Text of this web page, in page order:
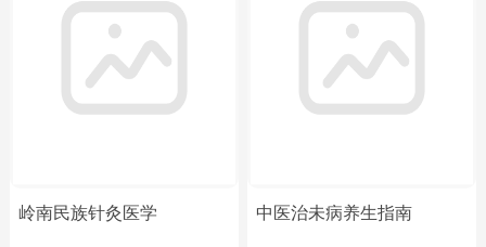
岭南民族针灸医学 中医治未病养生指南